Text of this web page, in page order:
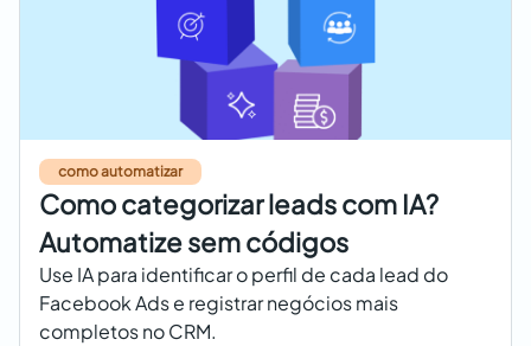
como automatizar
Como categorizar leads com IA?
Automatize sem códigos
Use IA para identificar o perfil de cada lead do
Facebook Ads e registrar negócios mais
completos no CRM.